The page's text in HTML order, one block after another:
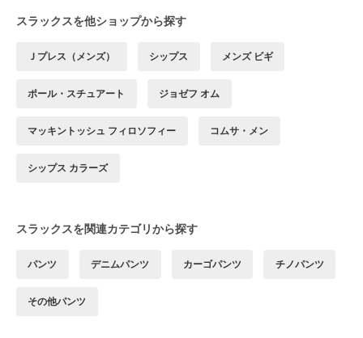
スラックスを他ショップから探す
Ｊプレス（メンズ） シップス メンズ ビギ
ポール・スチュアート ジョゼフ オム
マッキントッシュ フィロソフィー コムサ・メン
シップス カラーズ
スラックスを関連カテゴリから探す
パンツ デニムパンツ カーゴパンツ チノパンツ
その他パンツ